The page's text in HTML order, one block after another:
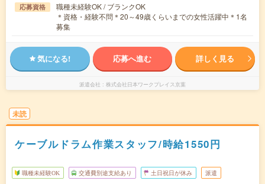
応募資格
職種未経験OK / ブランクOK
＊資格・経験不問＊20～49歳くらいまでの女性活躍中＊1名
募集
気になる! 応募へ進む 詳しく見る
派遣会社 株式会社日本ワークプレイス京葉
未読
ケーブルドラム作業スタッフ/時給1550円
職種未経験OK 交通費別途支給あり 土日祝日が休み 派遣